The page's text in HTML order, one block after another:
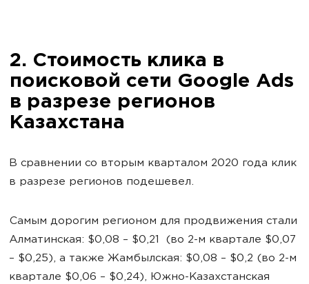
2. Стоимость клика в
поисковой сети Google Ads
в разрезе регионов
Казахстана
В сравнении со вторым кварталом 2020 года клик
в разрезе регионов подешевел.
Самым дорогим регионом для продвижения стали
Алматинская: $0,08 – $0,21 (во 2-м квартале $0,07
– $0,25), а также Жамбылская: $0,08 – $0,2 (во 2-м
квартале $0,06 – $0,24), Южно-Казахстанская